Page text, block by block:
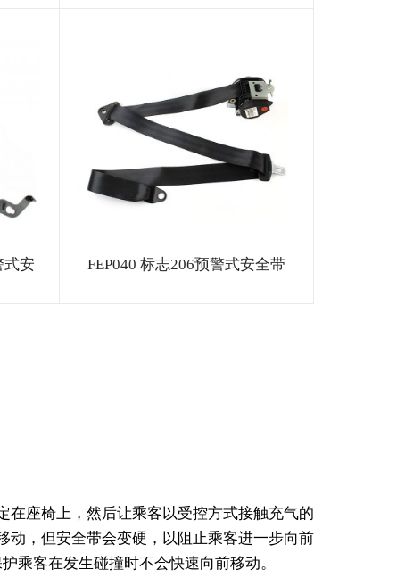
式安
FEP040 标志206预警式安全带
在座椅上，然后让乘客以受控方式接触充气的
动，但安全带会变硬，以阻止乘客进一步向前
乘客在发生碰撞时不会快速向前移动。